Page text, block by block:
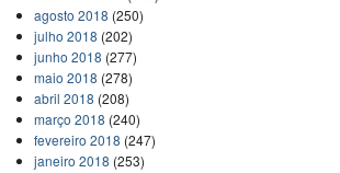
agosto 2018 (250)
julho 2018 (202)
junho 2018 (277)
maio 2018 (278)
abril 2018 (208)
março 2018 (240)
fevereiro 2018 (247)
janeiro 2018 (253)